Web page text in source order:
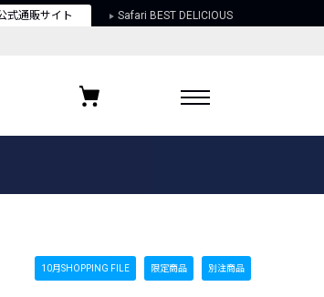
式通販サイト Safari BEST DELICIOUS
お気に入りブランド
別注商品
限定商品
10月SHOPPING FILE